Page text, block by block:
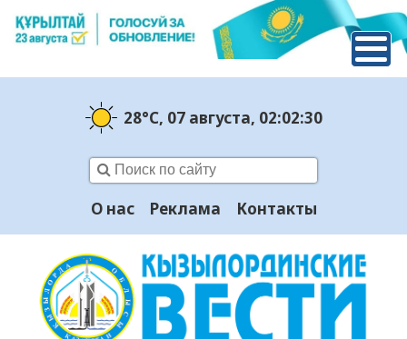
28°C, 07 августа, 02:02:31
О нас Реклама Контакты